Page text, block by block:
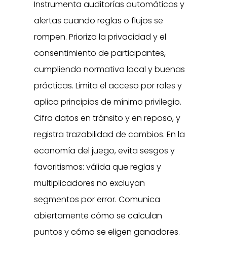
Instrumenta auditorías automáticas y
alertas cuando reglas o flujos se
rompen. Prioriza la privacidad y el
consentimiento de participantes,
cumpliendo normativa local y buenas
prácticas. Limita el acceso por roles y
aplica principios de mínimo privilegio.
Cifra datos en tránsito y en reposo, y
registra trazabilidad de cambios. En la
economía del juego, evita sesgos y
favoritismos: válida que reglas y
multiplicadores no excluyan
segmentos por error. Comunica
abiertamente cómo se calculan
puntos y cómo se eligen ganadores.